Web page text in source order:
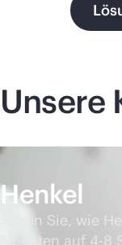
Unsere
Henkel
Sehen Sie, wie
Monaten auf 4-